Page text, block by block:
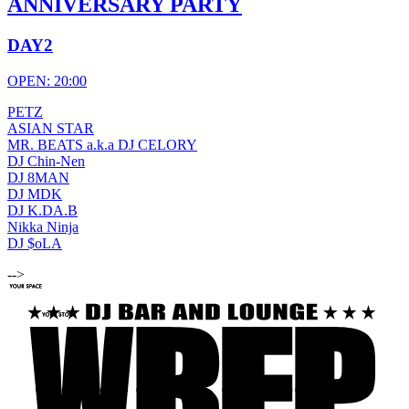
DAY2
OPEN: 20:00
PETZ
ASIAN STAR
MR. BEATS a.k.a DJ CELORY
DJ Chin-Nen
DJ 8MAN
DJ MDK
DJ K.DA.B
Nikka Ninja
DJ $oLA
-->